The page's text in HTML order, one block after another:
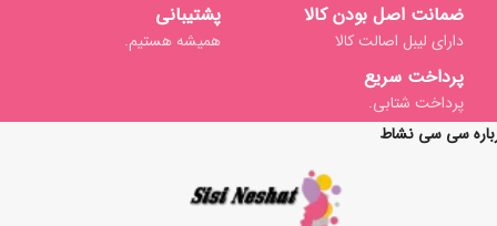
ضمانت اصل بودن کالا
دارای لیبل اصالت کالا
پشتیبانی
همیشه هستیم.
پرداخت سریع
پرداخت شتابی.
سی سی نشاط